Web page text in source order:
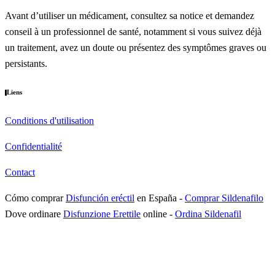
Avant d’utiliser un médicament, consultez sa notice et demandez
conseil à un professionnel de santé, notamment si vous suivez déjà
un traitement, avez un doute ou présentez des symptômes graves ou
persistants.
Liens
Conditions d'utilisation
Confidentialité
Contact
Cómo comprarDisfunción eréctil en España - Comprar Sildenafilo
Dove ordinare Disfunzione Erettile online - Ordina Sildenafil